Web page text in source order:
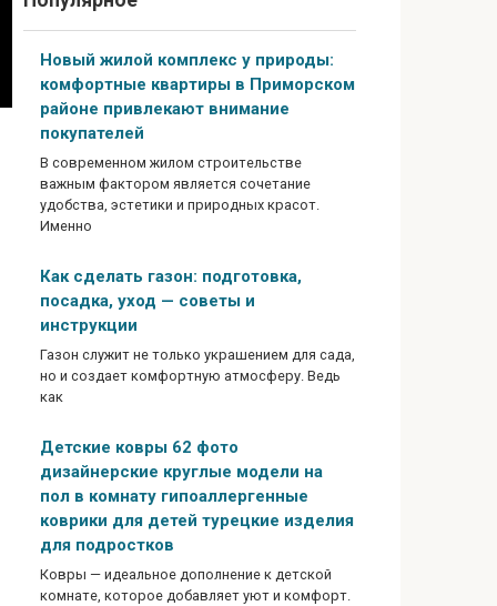
Новый жилой комплекс у природы:
комфортные квартиры в Приморском
районе привлекают внимание
покупателей
В современном жилом строительстве
важным фактором является сочетание
удобства, эстетики и природных красот.
Именно
Как сделать газон: подготовка,
посадка, уход — советы и
инструкции
Газон служит не только украшением для сада,
но и создает комфортную атмосферу. Ведь
как
Детские ковры 62 фото
дизайнерские круглые модели на
пол в комнату гипоаллергенные
коврики для детей турецкие изделия
для подростков
Ковры — идеальное дополнение к детской
комнате, которое добавляет уют и комфорт.